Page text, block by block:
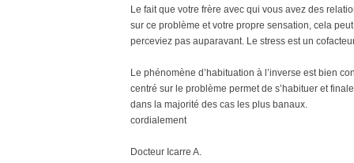
Le fait que votre frère avec qui vous avez des
sur ce problème et votre propre sensation, cela
perceviez pas auparavant. Le stress est un
Le phénomène d’habituation à l’inverse est bien
centré sur le problème permet de s’habituer et
dans la majorité des cas les plus banaux.
cordialement
Docteur Icarre A.